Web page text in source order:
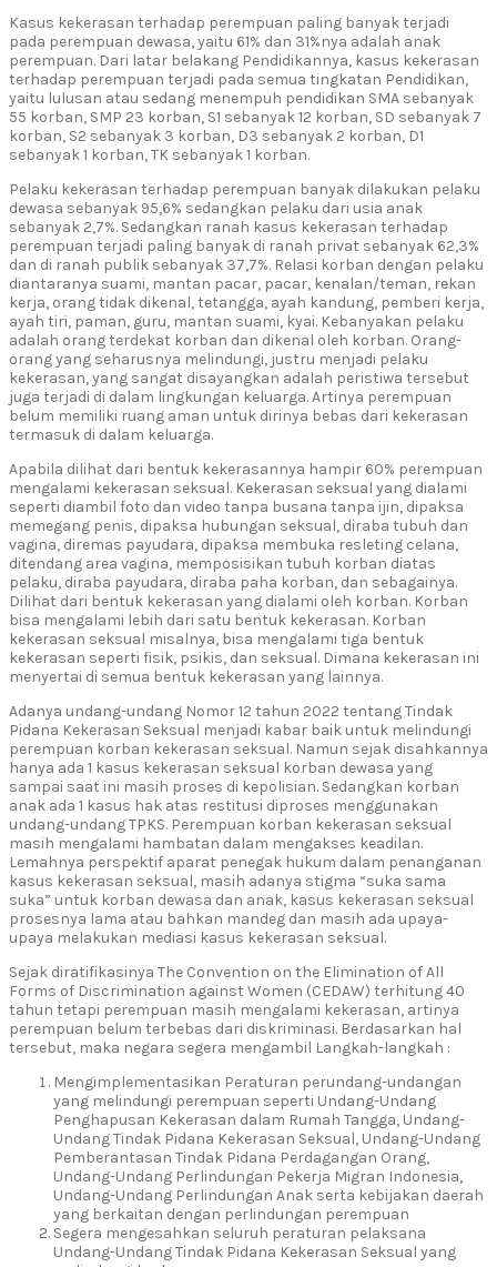
Kasus kekerasan terhadap perempuan paling banyak terjadi
pada perempuan dewasa, yaitu 61% dan 31%nya adalah anak
perempuan. Dari latar belakang Pendidikannya, kasus kekerasan
terhadap perempuan terjadi pada semua tingkatan Pendidikan,
yaitu lulusan atau sedang menempuh pendidikan SMA sebanyak
55 korban, SMP 23 korban, S1 sebanyak 12 korban, SD sebanyak 7
korban, S2 sebanyak 3 korban, D3 sebanyak 2 korban, D1
sebanyak 1 korban, TK sebanyak 1 korban.
Pelaku kekerasan terhadap perempuan banyak dilakukan pelaku
dewasa sebanyak 95,6% sedangkan pelaku dari usia anak
sebanyak 2,7%. Sedangkan ranah kasus kekerasan terhadap
perempuan terjadi paling banyak di ranah privat sebanyak 62,3%
dan di ranah publik sebanyak 37,7%. Relasi korban dengan pelaku
diantaranya suami, mantan pacar, pacar, kenalan/teman, rekan
kerja, orang tidak dikenal, tetangga, ayah kandung, pemberi kerja,
ayah tiri, paman, guru, mantan suami, kyai. Kebanyakan pelaku
adalah orang terdekat korban dan dikenal oleh korban. Orang-
orang yang seharusnya melindungi, justru menjadi pelaku
kekerasan, yang sangat disayangkan adalah peristiwa tersebut
juga terjadi di dalam lingkungan keluarga. Artinya perempuan
belum memiliki ruang aman untuk dirinya bebas dari kekerasan
termasuk di dalam keluarga.
Apabila dilihat dari bentuk kekerasannya hampir 60% perempuan
mengalami kekerasan seksual. Kekerasan seksual yang dialami
seperti diambil foto dan video tanpa busana tanpa ijin, dipaksa
memegang penis, dipaksa hubungan seksual, diraba tubuh dan
vagina, diremas payudara, dipaksa membuka resleting celana,
ditendang area vagina, memposisikan tubuh korban diatas
pelaku, diraba payudara, diraba paha korban, dan sebagainya.
Dilihat dari bentuk kekerasan yang dialami oleh korban. Korban
bisa mengalami lebih dari satu bentuk kekerasan. Korban
kekerasan seksual misalnya, bisa mengalami tiga bentuk
kekerasan seperti fisik, psikis, dan seksual. Dimana kekerasan ini
menyertai di semua bentuk kekerasan yang lainnya.
Adanya undang-undang Nomor 12 tahun 2022 tentang Tindak
Pidana Kekerasan Seksual menjadi kabar baik untuk melindungi
perempuan korban kekerasan seksual. Namun sejak disahkannya
hanya ada 1 kasus kekerasan seksual korban dewasa yang
sampai saat ini masih proses di kepolisian. Sedangkan korban
anak ada 1 kasus hak atas restitusi diproses menggunakan
undang-undang TPKS. Perempuan korban kekerasan seksual
masih mengalami hambatan dalam mengakses keadilan.
Lemahnya perspektif aparat penegak hukum dalam penanganan
kasus kekerasan seksual, masih adanya stigma “suka sama
suka” untuk korban dewasa dan anak, kasus kekerasan seksual
prosesnya lama atau bahkan mandeg dan masih ada upaya-
upaya melakukan mediasi kasus kekerasan seksual.
Sejak diratifikasinya The Convention on the Elimination of All
Forms of Discrimination against Women (CEDAW) terhitung 40
tahun tetapi perempuan masih mengalami kekerasan, artinya
perempuan belum terbebas dari diskriminasi. Berdasarkan hal
tersebut, maka negara segera mengambil Langkah-langkah :
Mengimplementasikan Peraturan perundang-undangan
yang melindungi perempuan seperti Undang-Undang
Penghapusan Kekerasan dalam Rumah Tangga, Undang-
Undang Tindak Pidana Kekerasan Seksual, Undang-Undang
Pemberantasan Tindak Pidana Perdagangan Orang,
Undang-Undang Perlindungan Pekerja Migran Indonesia,
Undang-Undang Perlindungan Anak serta kebijakan daerah
yang berkaitan dengan perlindungan perempuan
Segera mengesahkan seluruh peraturan pelaksana
Undang-Undang Tindak Pidana Kekerasan Seksual yang